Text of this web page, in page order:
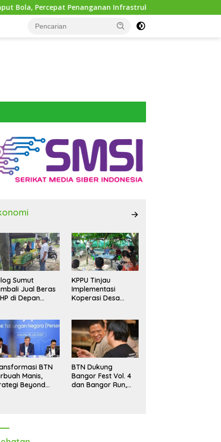
Infrastruktur hingga Tingkat Kecamatan
Sumut
Jual Beras
di Depan
Akhir Tahun
KPPU Tinjau
Implementasi
Koperasi Desa
BTN
Manis,
Beyond
BTN Dukung
Bangor Fest Vol. 4
dan Bangor Run,